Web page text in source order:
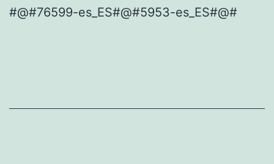
#@#76599-es_ES#@#5953-es_ES#@#